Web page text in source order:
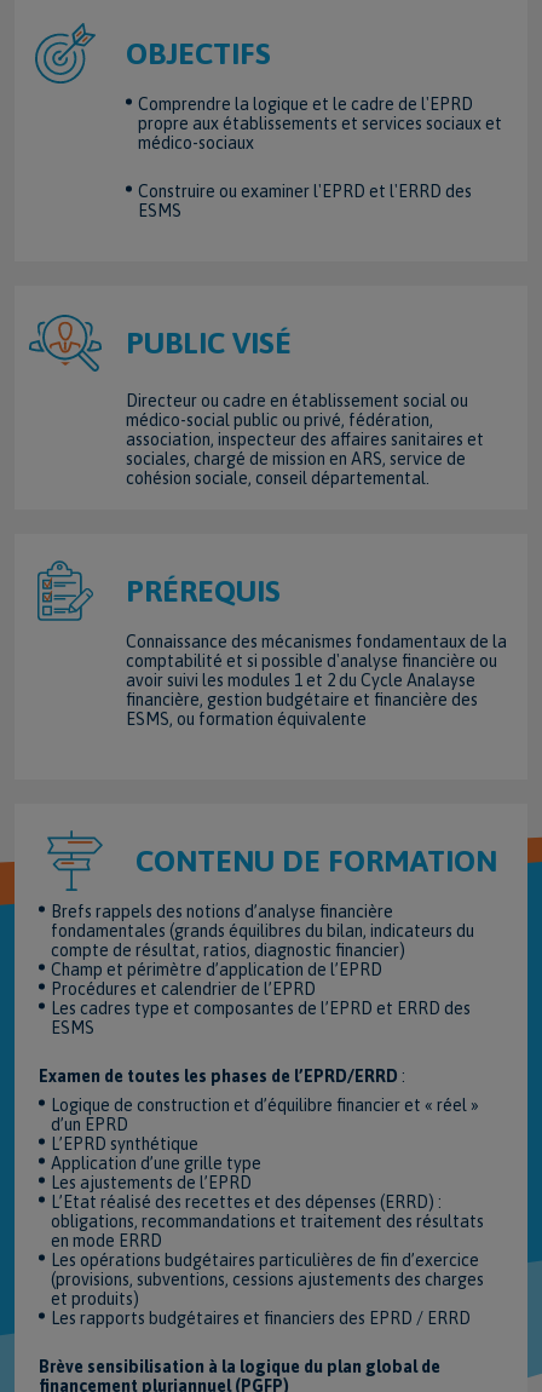
OBJECTIFS
Comprendre la logique et le cadre de l'EPRD
propre aux établissements et services sociaux et
médico-sociaux
Construire ou examiner l'EPRD et l'ERRD des
ESMS
PUBLIC VISÉ
Directeur ou cadre en établissement social ou
médico-social public ou privé, fédération,
association, inspecteur des affaires sanitaires et
sociales, chargé de mission en ARS, service de
cohésion sociale, conseil départemental.
PRÉREQUIS
Connaissance des mécanismes fondamentaux de la
comptabilité et si possible d'analyse financière ou
avoir suivi les modules 1 et 2 du Cycle Analayse
financière, gestion budgétaire et financière des
ESMS, ou formation équivalente
CONTENU DE FORMATION
Brefs rappels des notions d’analyse financière
fondamentales (grands équilibres du bilan, indicateurs du
compte de résultat, ratios, diagnostic financier)
Champ et périmètre d’application de l’EPRD
Procédures et calendrier de l’EPRD
Les cadres type et composantes de l’EPRD et ERRD des
ESMS
Examen de toutes les phases de l’EPRD/ERRD :
Logique de construction et d’équilibre financier et « réel »
d’un EPRD
L’EPRD synthétique
Application d’une grille type
Les ajustements de l’EPRD
L’Etat réalisé des recettes et des dépenses (ERRD) :
obligations, recommandations et traitement des résultats
en mode ERRD
Les opérations budgétaires particulières de fin d’exercice
(provisions, subventions, cessions ajustements des charges
et produits)
Les rapports budgétaires et financiers des EPRD / ERRD
Brève sensibilisation à la logique du plan global de
financement pluriannuel (PGFP)